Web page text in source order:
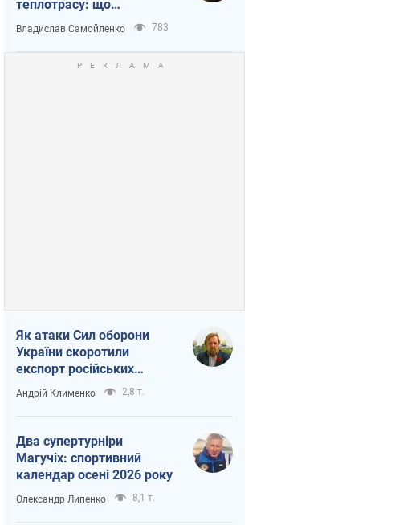
теплотрасу: що
відбувається на Теремках
у Києві
Владислав Самойленко 783
Як атаки Сил оборони
України скоротили
експорт російських
нафтопродуктів
Андрій Клименко 2,8 т.
Два супертурніри
Магучіх: спортивний
календар осені 2026 року
Олександр Липенко 8,1 т.